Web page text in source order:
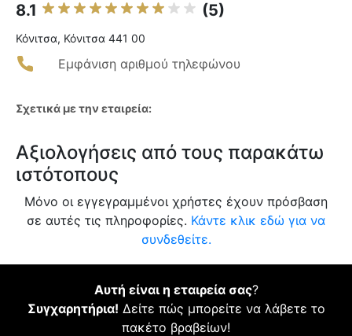
8.1 (5)
Κόνιτσα, Κόνιτσα 441 00
Εμφάνιση αριθμού τηλεφώνου
Σχετικά με την εταιρεία:
Αξιολογήσεις από τους παρακάτω
ιστότοπους
Μόνο οι εγγεγραμμένοι χρήστες έχουν πρόσβαση
σε αυτές τις πληροφορίες. Κάντε κλικ εδώ για να
συνδεθείτε.
Αυτή είναι η εταιρεία σας?
Συγχαρητήρια! Δείτε πώς μπορείτε να λάβετε το
πακέτο βραβείων!